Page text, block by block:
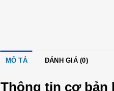
MÔ TẢ ĐÁNH GIÁ (0)
Thông tin cơ bản